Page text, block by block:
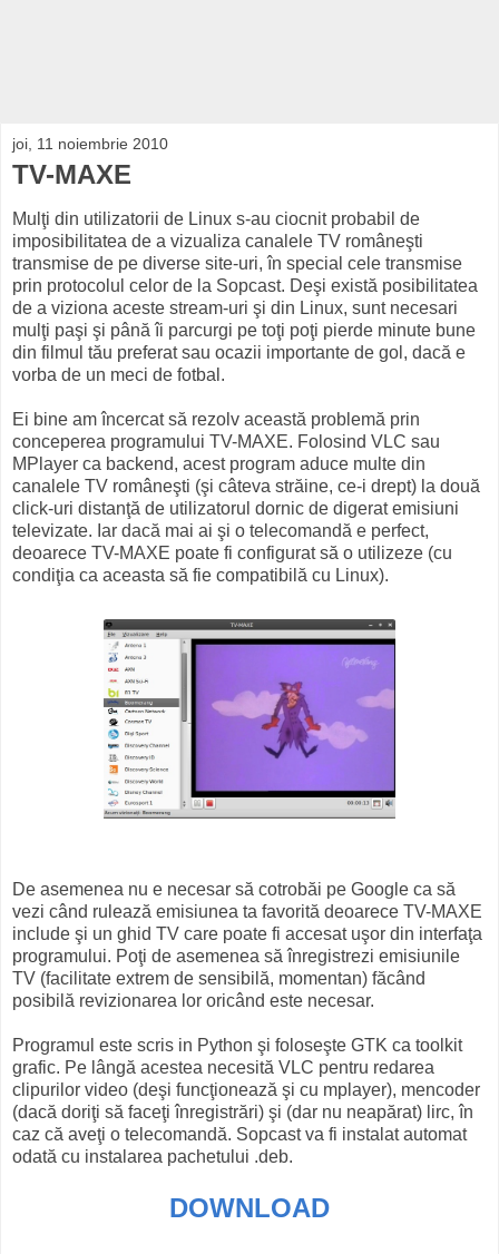
joi, 11 noiembrie 2010
TV-MAXE
Mulţi din utilizatorii de Linux s-au ciocnit probabil de
imposibilitatea de a vizualiza canalele TV româneşti
transmise de pe diverse site-uri, în special cele transmise
prin protocolul celor de la Sopcast. Deşi există posibilitatea
de a viziona aceste stream-uri şi din Linux, sunt necesari
mulţi paşi şi până îi parcurgi pe toţi poţi pierde minute bune
din filmul tău preferat sau ocazii importante de gol, dacă e
vorba de un meci de fotbal.
Ei bine am încercat să rezolv această problemă prin
conceperea programului TV-MAXE. Folosind VLC sau
MPlayer ca backend, acest program aduce multe din
canalele TV româneşti (şi câteva străine, ce-i drept) la două
click-uri distanţă de utilizatorul dornic de digerat emisiuni
televizate. Iar dacă mai ai şi o telecomandă e perfect,
deoarece TV-MAXE poate fi configurat să o utilizeze (cu
condiţia ca aceasta să fie compatibilă cu Linux).
De asemenea nu e necesar să cotrobăi pe Google ca să
vezi când rulează emisiunea ta favorită deoarece TV-MAXE
include şi un ghid TV care poate fi accesat uşor din interfaţa
programului. Poţi de asemenea să înregistrezi emisiunile
TV (facilitate extrem de sensibilă, momentan) făcând
posibilă revizionarea lor oricând este necesar.
Programul este scris in Python şi foloseşte GTK ca toolkit
grafic. Pe lângă acestea necesită VLC pentru redarea
clipurilor video (deşi funcţionează şi cu mplayer), mencoder
(dacă doriţi să faceţi înregistrări) şi (dar nu neapărat) lirc, în
caz că aveţi o telecomandă. Sopcast va fi instalat automat
odată cu instalarea pachetului .deb.
DOWNLOAD